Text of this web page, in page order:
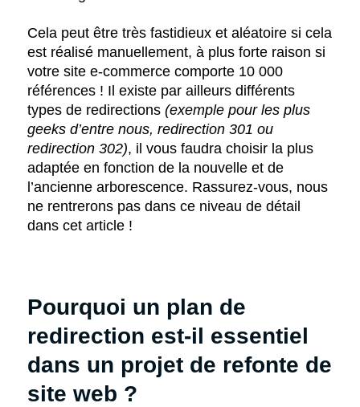
Cela peut être très fastidieux et aléatoire si cela
est réalisé manuellement, à plus forte raison si
votre site e-commerce comporte 10 000
références ! Il existe par ailleurs différents
types de redirections (exemple pour les plus
geeks d’entre nous, redirection 301 ou
redirection 302), il vous faudra choisir la plus
adaptée en fonction de la nouvelle et de
l’ancienne arborescence. Rassurez-vous, nous
ne rentrerons pas dans ce niveau de détail
dans cet article !
Pourquoi un plan de
redirection est-il essentiel
dans un projet de refonte de
site web ?